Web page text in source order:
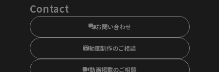
Contact
お問い合わせ
動画制作のご相談
動画掲載のご相談